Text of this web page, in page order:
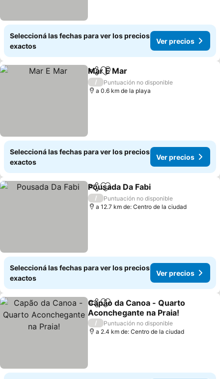
Seleccioná las fechas para ver los precios
exactos
Ver precios
CompartirAñadir a favoritos
Mar E Mar
/
Puntuación no disponible
a 0.6 km de la playa
Seleccioná las fechas para ver los precios
exactos
Ver precios
CompartirAñadir a favoritos
Pousada Da Fabi
/
Puntuación no disponible
a 12.7 km de: Centro de la ciudad
Seleccioná las fechas para ver los precios
exactos
Ver precios
CompartirAñadir a favoritos
Capão da Canoa - Quarto
Aconchegante na Praia!
/
Puntuación no disponible
a 2.4 km de: Centro de la ciudad